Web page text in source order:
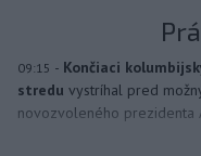
09:15 - Končiaci
stredu vystríhal pred
novozvoleného prezidenta